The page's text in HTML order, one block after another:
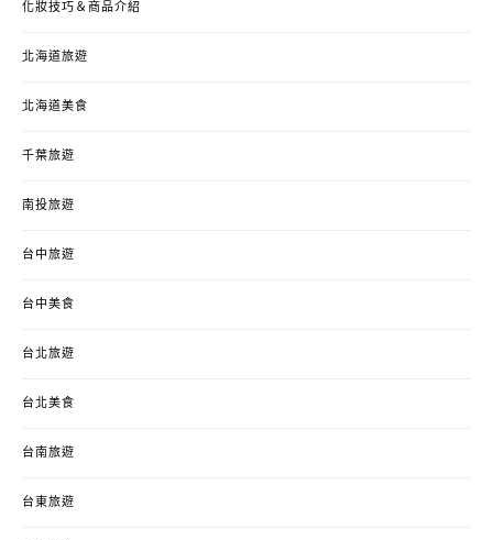
化妝技巧＆商品介紹
北海道旅遊
北海道美食
千葉旅遊
南投旅遊
台中旅遊
台中美食
台北旅遊
台北美食
台南旅遊
台東旅遊